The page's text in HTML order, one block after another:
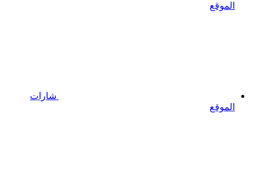
الموقع
شارات
الموقع